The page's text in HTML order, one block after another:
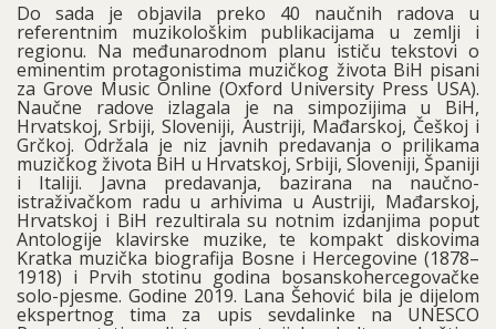
Do sada je objavila preko 40 naučnih radova u
referentnim muzikološkim publikacijama u zemlji i
regionu. Na međunarodnom planu ističu tekstovi o
eminentim protagonistima muzičkog života BiH pisani
za Grove Music Online (Oxford University Press USA).
Naučne radove izlagala je na simpozijima u BiH,
Hrvatskoj, Srbiji, Sloveniji, Austriji, Mađarskoj, Češkoj i
Grčkoj. Održala je niz javnih predavanja o prilikama
muzičkog života BiH u Hrvatskoj, Srbiji, Sloveniji, Španiji
i Italiji. Javna predavanja, bazirana na naučno-
istraživačkom radu u arhivima u Austriji, Mađarskoj,
Hrvatskoj i BiH rezultirala su notnim izdanjima poput
Antologije klavirske muzike, te kompakt diskovima
Kratka muzička biografija Bosne i Hercegovine (1878–
1918) i Prvih stotinu godina bosanskohercegovačke
solo-pjesme. Godine 2019. Lana Šehović bila je dijelom
ekspertnog tima za upis sevdalinke na UNESCO